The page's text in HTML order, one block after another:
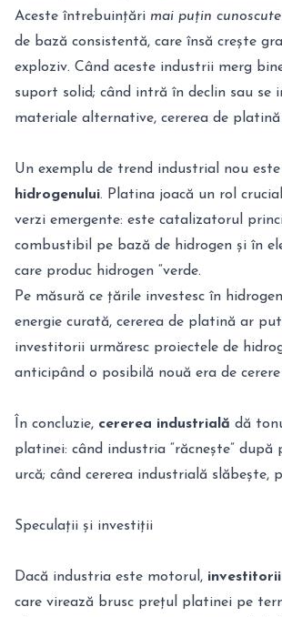
Aceste întrebuințări mai puțin cunoscute
de bază consistentă, care însă crește
exploziv. Când aceste industrii merg
suport solid; când intră în declin sau se
materiale alternative, cererea de
Un exemplu de trend industrial nou este
hidrogenului. Platina joacă un rol
verzi emergente: este catalizatorul
combustibil pe bază de hidrogen și în
care produc hidrogen “verde.
Pe măsură ce țările investesc în
energie curată, cererea de platină ar
investitorii urmăresc proiectele de
anticipând o posibilă nouă era de
În concluzie, cererea industrială dă
platinei: când industria “răcnește”
urcă; când cererea industrială slăbește,
Speculații și investiții
Dacă industria este motorul,
care virează brusc prețul platinei pe